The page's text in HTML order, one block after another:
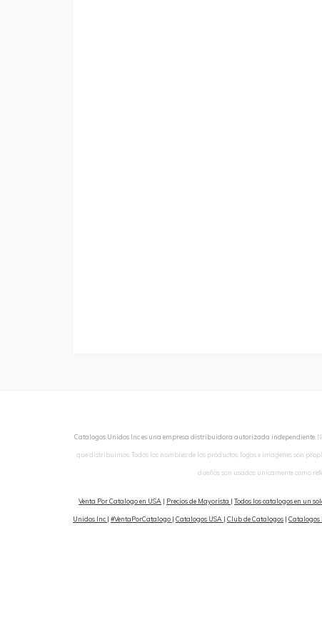
Catalogos Unidos Inc es una empresa distribuidora autorizada independiente.
que distribuimos. Todos los nombres de los productos, logos e imagenes son
dueños son usados unicamente como
Venta Por Catalogo en USA | Precios de Mayorista | Todos los catalogos en un
Unidos Inc | #VentaPorCatalogo | Catalogos USA | Club de Catalogos | Catalogos